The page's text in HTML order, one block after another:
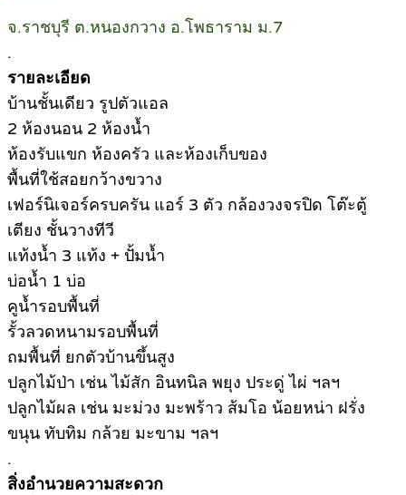
จ.ราชบุรี ต.หนองกวาง อ.โพธาราม ม.7
.
รายละเอียด
บ้านชั้นเดียว รูปตัวแอล
2 ห้องนอน 2 ห้องน้ำ
ห้องรับแขก ห้องครัว และห้องเก็บของ
พื้นที่ใช้สอยกว้างขวาง
เฟอร์นิเจอร์ครบครัน แอร์ 3 ตัว กล้องวงจรปิด โต๊ะตู้
เตียง ชั้นวางทีวี
แท้งน้ำ 3 แท้ง + ปั้มน้ำ
บ่อน้ำ 1 บ่อ
คูน้ำรอบพื้นที่
รั้วลวดหนามรอบพื้นที่
ถมพื้นที่ ยกตัวบ้านขึ้นสูง
ปลูกไม้ป่า เช่น ไม้สัก อินทนิล พยุง ประดู่ ไผ่ ฯลฯ
ปลูกไม้ผล เช่น มะม่วง มะพร้าว ส้มโอ น้อยหน่า ฝรั่ง
ขนุน ทับทิม กล้วย มะขาม ฯลฯ
.
สิ่งอำนวยความสะดวก